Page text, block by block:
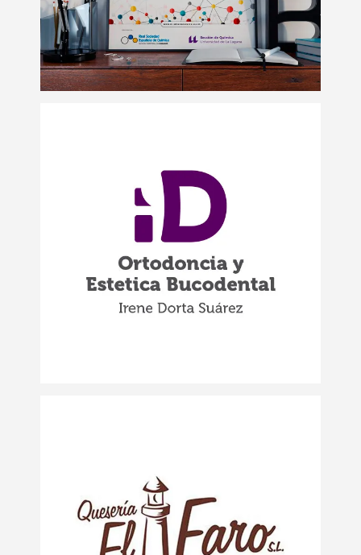
Logotipo Irene Dorta
Logotipos
Logotipo Quesería El
Faro